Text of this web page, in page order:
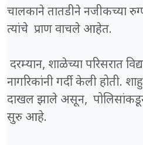
चालकाने तातडीने नजीकच्या
त्यांचे प्राण वाचले आहेत.
दरम्यान, शाळेच्या परिसरात
नागरिकांनी गर्दी केली होती.
दाखल झाले असून,
सुरु आहे.